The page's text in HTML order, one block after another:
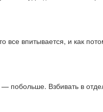
впитывается, и как
побольше. Взбивать в